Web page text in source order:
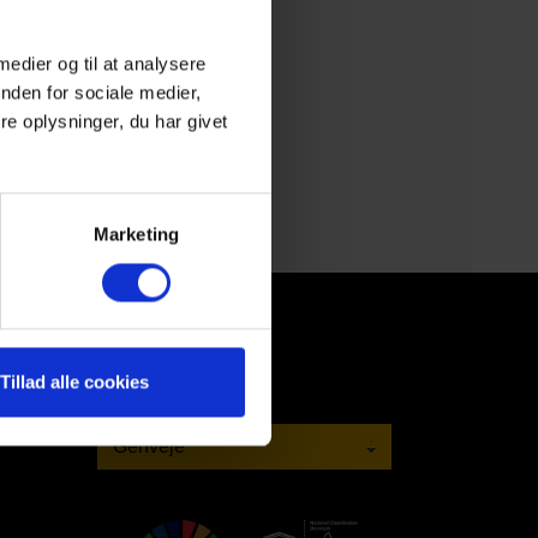
og til at analysere
for sociale medier,
oplysninger, du har givet
Marketing
Tillad alle cookies
Genveje